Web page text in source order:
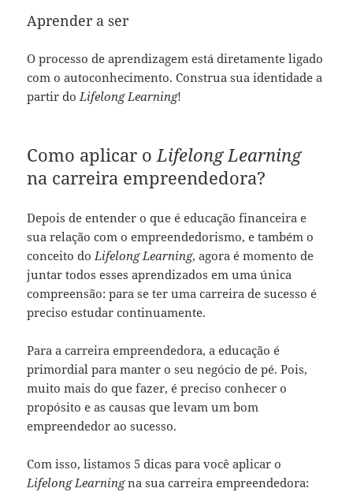
Aprender a ser
O processo de aprendizagem está diretamente ligado
com o autoconhecimento. Construa sua identidade a
partir do Lifelong Learning!
Como aplicar o Lifelong Learning
na carreira empreendedora?
Depois de entender o que é educação financeira e
sua relação com o empreendedorismo, e também o
conceito do Lifelong Learning, agora é momento de
juntar todos esses aprendizados em uma única
compreensão: para se ter uma carreira de sucesso é
preciso estudar continuamente.
Para a carreira empreendedora, a educação é
primordial para manter o seu negócio de pé. Pois,
muito mais do que fazer, é preciso conhecer o
propósito e as causas que levam um bom
empreendedor ao sucesso.
Com isso, listamos 5 dicas para você aplicar o
Lifelong Learningna sua carreira empreendedora: